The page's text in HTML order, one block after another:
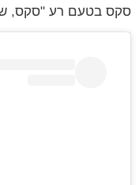
בטעם רע "סקס, שואה